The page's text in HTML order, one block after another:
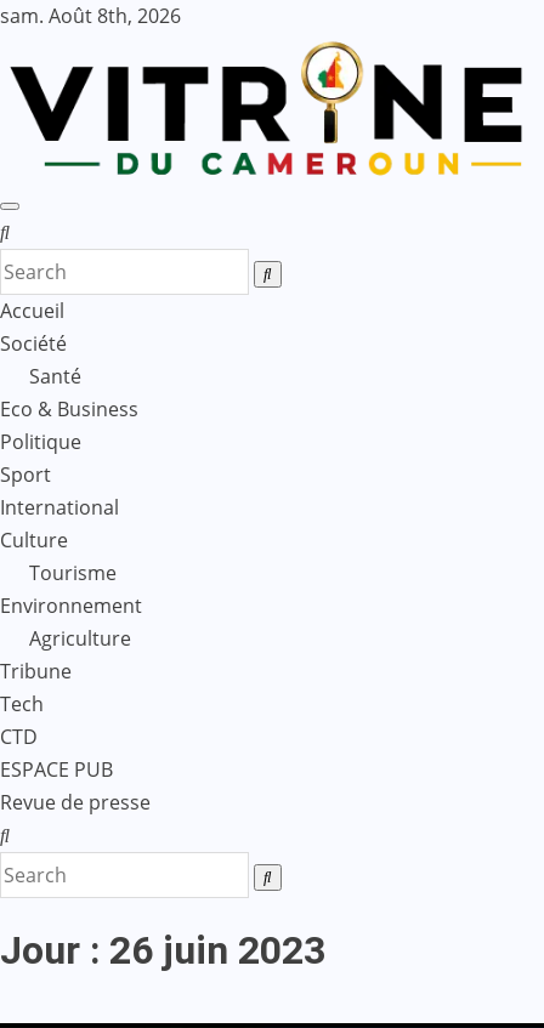
Skip
content
sam. Août 8th, 2026
Accueil
Société
Santé
Eco & Business
Politique
Sport
International
Culture
Tourisme
Environnement
Agriculture
Tribune
Tech
CTD
ESPACE PUB
Revue de presse
Jour : 26 juin 2023